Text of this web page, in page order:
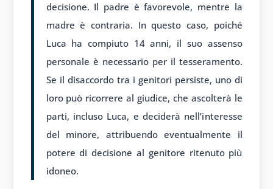
decisione. Il padre è favorevole, mentre la
madre è contraria. In questo caso, poiché
Luca ha compiuto 14 anni, il suo assenso
personale è necessario per il tesseramento.
Se il disaccordo tra i genitori persiste, uno di
loro può ricorrere al giudice, che ascolterà le
parti, incluso Luca, e deciderà nell’interesse
del minore, attribuendo eventualmente il
potere di decisione al genitore ritenuto più
idoneo.